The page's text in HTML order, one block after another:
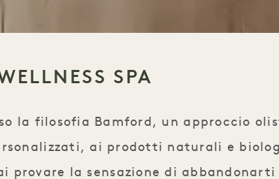
SPA
la filosofia Bamford, un approccio
ai prodotti naturali e
la sensazione di